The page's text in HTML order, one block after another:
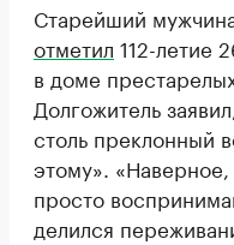
Старейший
отметил 112-летие
в доме
Долгожитель
столь преклонный
этому».
просто
делился